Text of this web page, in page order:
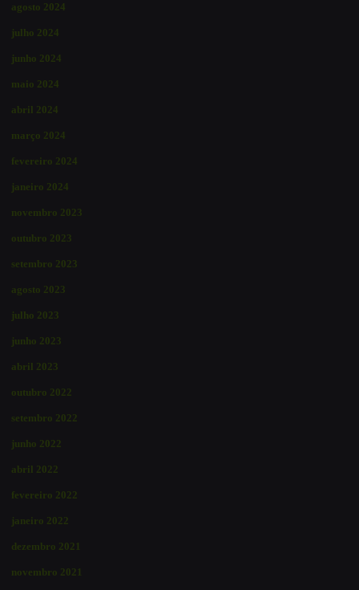
agosto 2024
julho 2024
junho 2024
maio 2024
abril 2024
março 2024
fevereiro 2024
janeiro 2024
novembro 2023
outubro 2023
setembro 2023
agosto 2023
julho 2023
junho 2023
abril 2023
outubro 2022
setembro 2022
junho 2022
abril 2022
fevereiro 2022
janeiro 2022
dezembro 2021
novembro 2021